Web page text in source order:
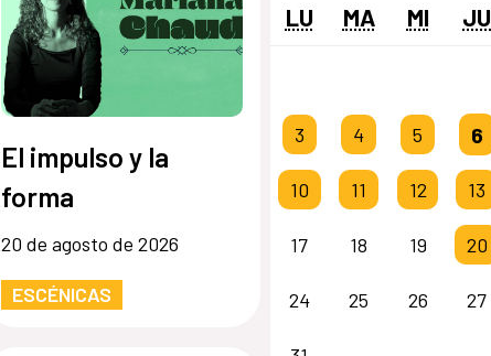
El impulso y la
forma
20 de agosto de 2026
ESCÉNICAS
LU MA MI JU
3 4 5 6
10 11 12 13
17 18 19 20
24 25 26 27